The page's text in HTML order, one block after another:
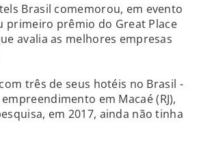
Brasil comemorou, em evento
primeiro prêmio do Great Place
avalia as melhores empresas
três de seus hotéis no Brasil -
em Macaé (RJ),
em 2017, ainda não tinha